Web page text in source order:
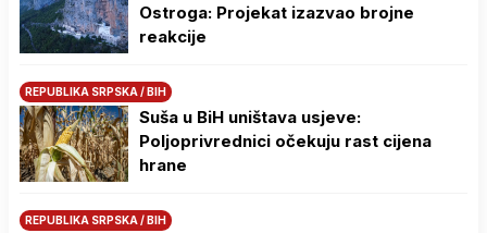
Ostroga: Projekat izazvao brojne
reakcije
REPUBLIKA SRPSKA / BIH
Suša u BiH uništava usjeve:
Poljoprivrednici očekuju rast cijena
hrane
REPUBLIKA SRPSKA / BIH